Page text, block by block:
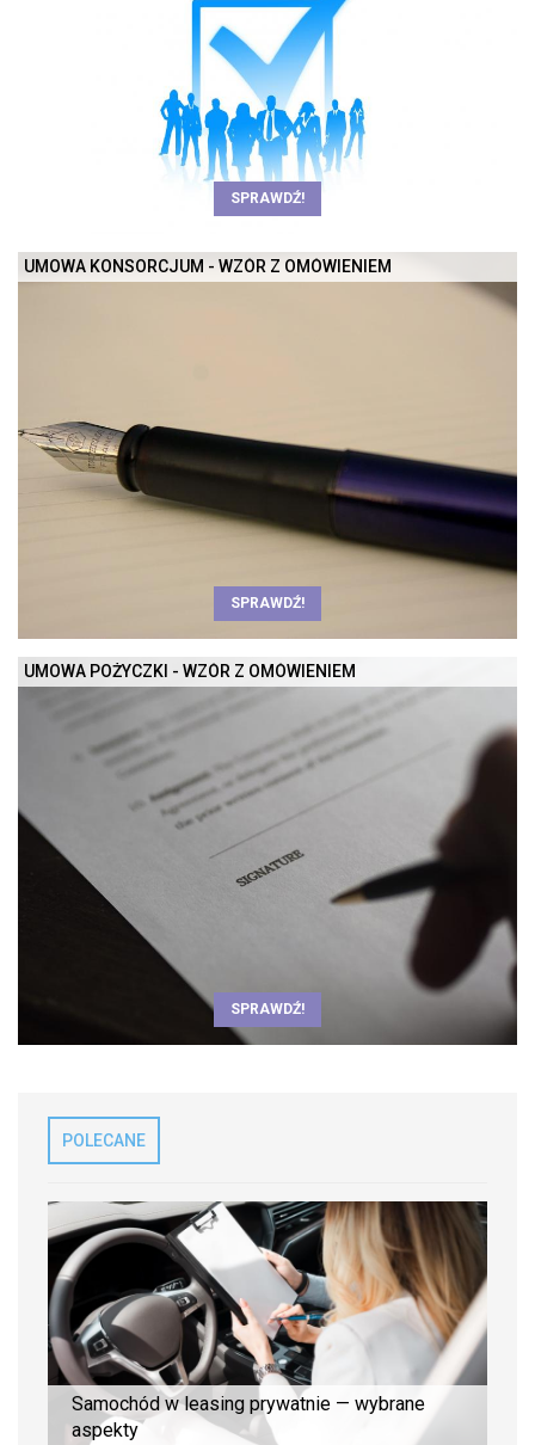
SPRAWDŹ!
UMOWA KONSORCJUM - WZÓR Z OMÓWIENIEM
SPRAWDŹ!
UMOWA POŻYCZKI - WZÓR Z OMÓWIENIEM
SPRAWDŹ!
POLECANE
Samochód w leasing prywatnie — wybrane
aspekty